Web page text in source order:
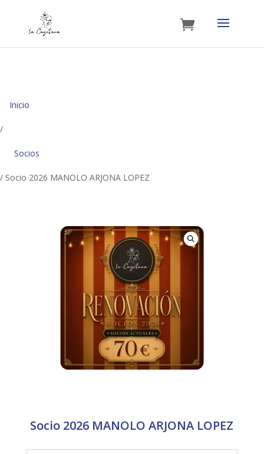
Inicio
/
Socios
/ Socio 2026 MANOLO ARJONA LOPEZ
Socio 2026 MANOLO ARJONA LOPEZ